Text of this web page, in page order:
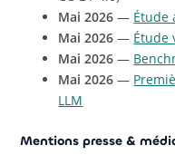
Mai 2026 — Étude
Mai 2026 — Étude
Mai 2026 —
Mai 2026 —
LLM
Mentions presse &